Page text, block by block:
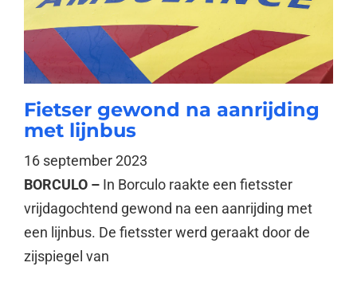
Fietser gewond na aanrijding
met lijnbus
16 september 2023
BORCULO – In Borculo raakte een fietsster
vrijdagochtend gewond na een aanrijding met
een lijnbus. De fietsster werd geraakt door de
zijspiegel van